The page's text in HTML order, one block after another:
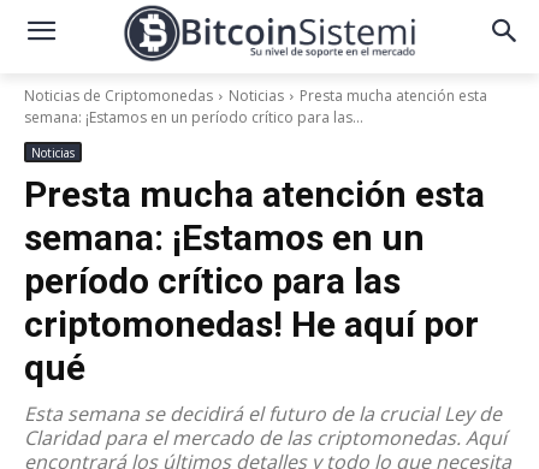
Noticias de Criptomonedas Noticias
Presta mucha atención esta
semana: ¡Estamos en un período crítico para las...
Noticias
Presta mucha atención esta
semana: ¡Estamos en un
período crítico para las
criptomonedas! He aquí por
qué
Esta semana se decidirá el futuro de la crucial Ley de
Claridad para el mercado de las criptomonedas. Aquí
encontrará los últimos detalles y todo lo que necesita